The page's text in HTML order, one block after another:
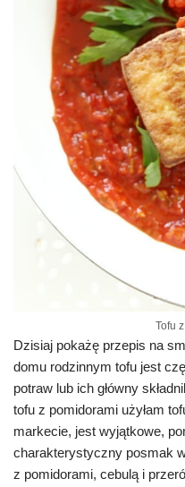
Tofu
Dzisiaj pokażę przepis na
domu rodzinnym tofu jest
potraw lub ich główny
tofu z pomidorami użyłam
markecie, jest wyjątkowe,
charakterystyczny posmak
z pomidorami, cebulą i